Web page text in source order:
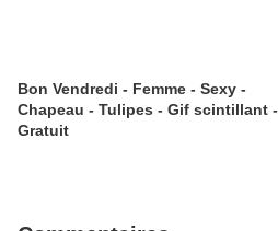
Bon Vendredi - Femme - Sexy -
Chapeau - Tulipes - Gif scintillant -
Gratuit